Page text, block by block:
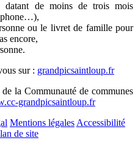
de moins de trois mois
ou le livret de famille pour
encore,
sur : grandpicsaintloup.fr
la Communauté de communes
grandpicsaintloup.fr
Mentions légales Accessibilité
de site